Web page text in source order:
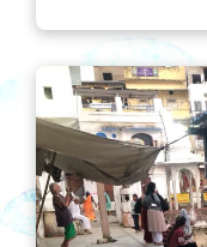
c
p
b
l
i
c
b
l
i
c
a
d
a
e
n